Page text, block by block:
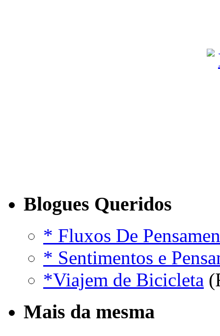
Blogues Queridos
* Fluxos De
* Sentimentos e
*Viajem de Bicicleta
Mais da mesma